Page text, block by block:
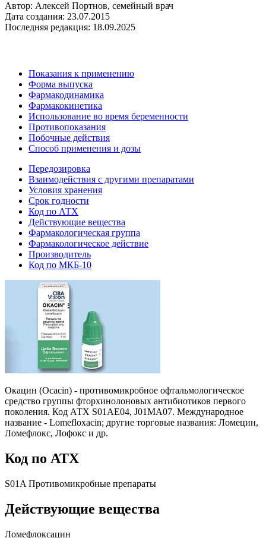
Автор: Алексей Портнов, семейный врач
Дата создания: 23.07.2015
Последняя редакция: 18.09.2025
Показания к применению
Форма выпуска
Фармакодинамика
Фармакокинетика
Использование во время беременности
Противопоказания
Побочные действия
Способ применения и дозы
Передозировка
Взаимодействия с другими препаратами
Условия хранения
Срок годности
Код по АТХ
Действующие вещества
Фармакологическая группа
Фармакологическое действие
Производитель
Код по МКБ-10
Окацин (Ocacin) - противомикробное офтальмологическое
средство группы фторхинолоновых антибиотиков первого
поколения. Код АТХ S01AE04, J01MA07. Международное
название - Lomefloxacin; другие торговые названия: Ломецин,
Ломефлокс, Лофокс и др.
Код по АТХ
S01A Противомикробные препараты
Действующие вещества
Ломефлоксацин